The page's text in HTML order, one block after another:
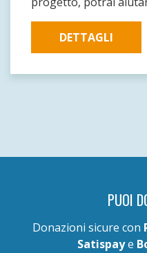
DETTAGLI
PUOI
Donazioni sicure con
Satispaye